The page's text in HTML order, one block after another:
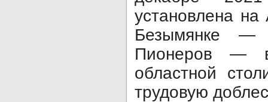
установлена
Безымянке —
Пионеров —
областной
трудовую